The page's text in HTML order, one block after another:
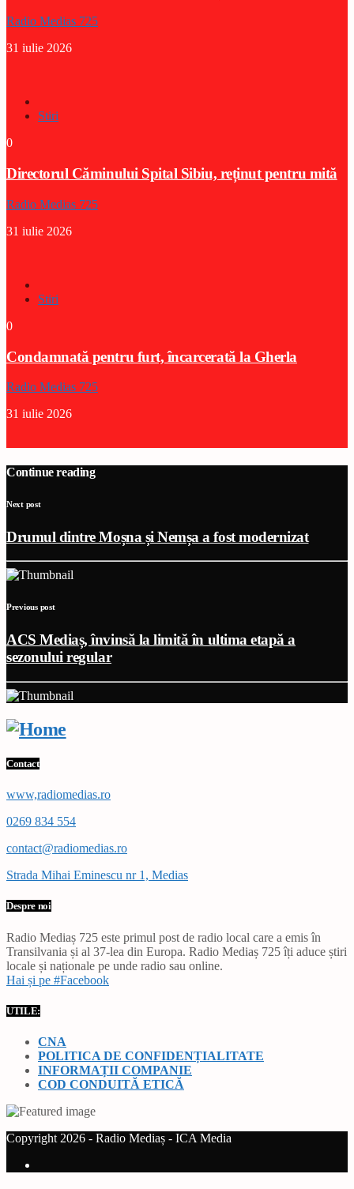
Radio Medias 725
31 iulie 2026
Stiri
0
Directorul Căminului Spital Sibiu, reținut pentru mită
Radio Medias 725
31 iulie 2026
Stiri
0
Condamnată pentru furt, încarcerată la Gherla
Radio Medias 725
31 iulie 2026
Continue reading
Next post
Drumul dintre Moșna și Nemșa a fost modernizat
Previous post
ACS Mediaș, învinsă la limită în ultima etapă a
sezonului regular
Contact
www,radiomedias.ro
0269 834 554
contact@radiomedias.ro
Strada Mihai Eminescu nr 1, Medias
Despre noi
Radio Mediaș 725 este primul post de radio local care a emis în
Transilvania și al 37-lea din Europa. Radio Mediaș 725 îți aduce știri
locale și naționale pe unde radio sau online.
Hai și pe #Facebook
UTILE:
CNA
POLITICA DE CONFIDENȚIALITATE
INFORMAȚII COMPANIE
COD CONDUITĂ ETICĂ
Copyright 2026 - Radio Mediaș - ICA Media